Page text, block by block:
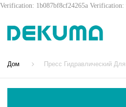
Verification: 1b087bf8cf24265a Verification:
Дом Пресс Гидравлический